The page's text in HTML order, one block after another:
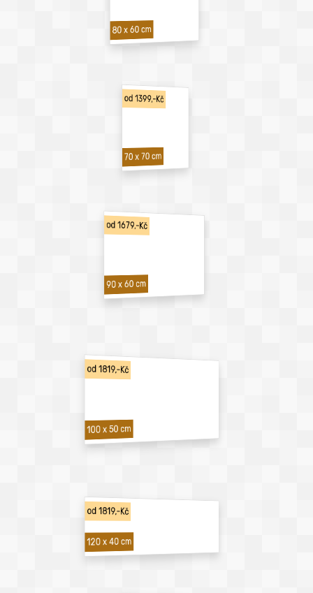
80 x 60 cm
od 1399,-Kč
70 x 70 cm
od 1679,-Kč
90 x 60 cm
od 1819,-Kč
100 x 50 cm
od 1819,-Kč
120 x 40 cm